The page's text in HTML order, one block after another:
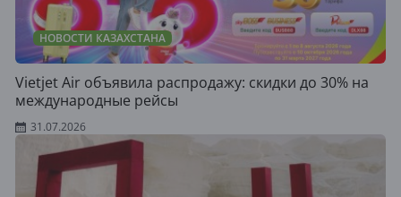
НОВОСТИ КАЗАХСТАНА
Vietjet Air объявила распродажу: скидки до 30% на
международные рейсы
31.07.2026